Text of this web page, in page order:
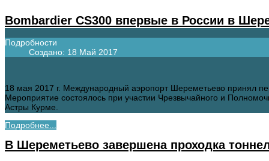
Bombardier CS300 впервые в России в
Подробности
Создано: 18 Май 2017
18 мая 2017 г. Международный аэропорт Шереметьево принял
Мероприятие состоялось при участии Чрезвычайного и
Астры Курме.
Подробнее...
В Шереметьево завершена проходка